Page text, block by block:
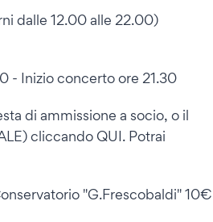
dalle 12.00 alle 22.00)
- Inizio concerto ore 21.30
di ammissione a socio, o il
cliccando QUI. Potrai
"G.Frescobaldi" 10€